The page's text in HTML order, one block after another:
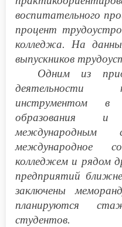
воспитательного
процент
колледжа. На
выпускников
Одним из
деятельности
инструментом в
образования и
международным
международное
колледжем и рядом
предприятий
заключены
планируются
студентов.